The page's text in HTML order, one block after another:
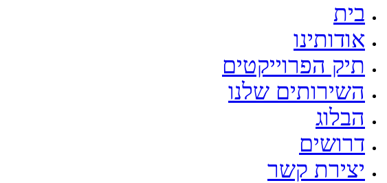
בית
אודותינו
תיק הפרוייקטים
השירותים שלנו
הבלוג
דרושים
יצירת קשר